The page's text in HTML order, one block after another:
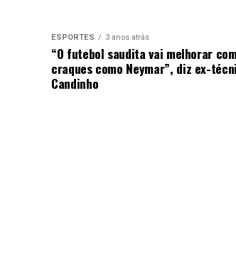
ESPORTES 3 anos atrás
“O futebol saudita vai melhorar
craques como Neymar”, diz ex-
Candinho